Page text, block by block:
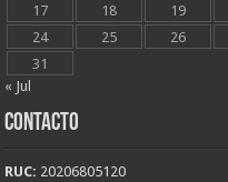
17
18 19
24
25 26
31
« Jul
CONTACTO
RUC: 20206805120